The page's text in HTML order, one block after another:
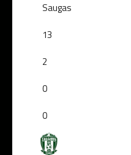
Saugas
13
2
0
0